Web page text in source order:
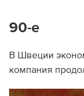
90-е
В Швеции
компания